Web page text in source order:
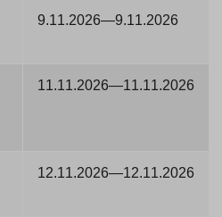
9.11.2026—9.11.2026
11.11.2026—11.11.2026
12.11.2026—12.11.2026